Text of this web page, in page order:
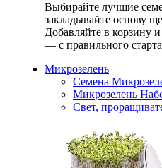
Выбирайте лучшие
закладывайте основу
Добавляйте в корзину
— с правильного
Микрозелень
Семена
Микрозелень
Свет,